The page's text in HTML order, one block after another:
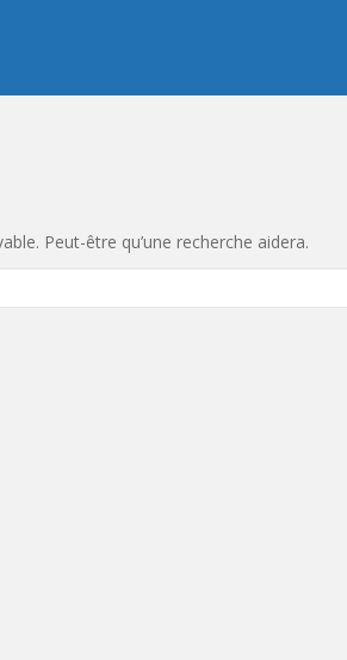
Peut-être qu’une recherche aidera.